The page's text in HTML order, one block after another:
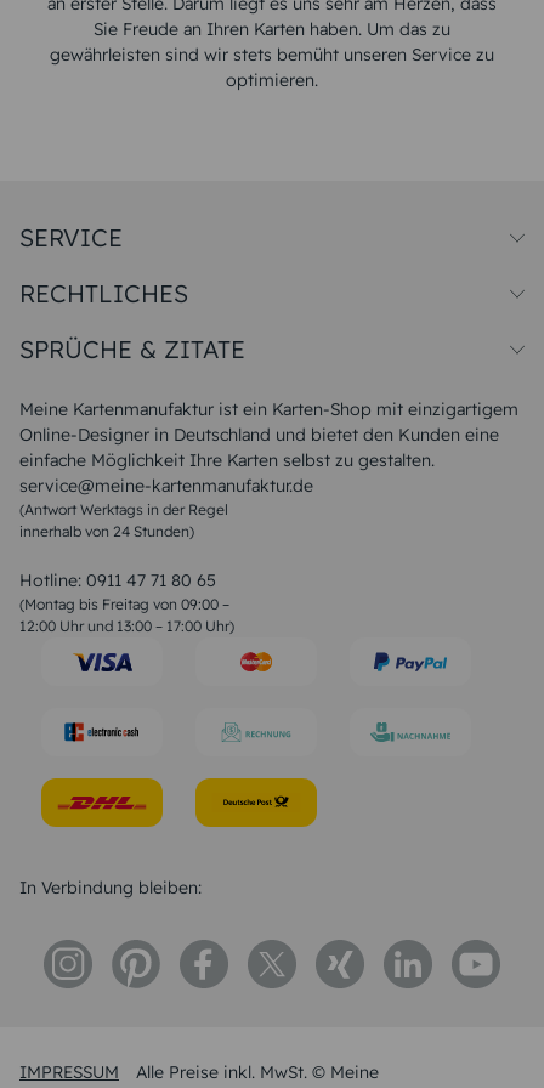
Sie Freude an Ihren Karten haben. Um das zu
gewährleisten sind wir stets bemüht unseren Service zu
optimieren.
Meine Kartenmanufaktur ist ein Karten-Shop mit einzigartigem
Online-Designer in Deutschland und bietet den Kunden eine
einfache Möglichkeit Ihre Karten selbst zu gestalten.
service@meine-kartenmanufaktur.de
(Antwort Werktags in der Regel
innerhalb von 24 Stunden)
Hotline: 0911 47 71 80 65
(Montag bis Freitag von 09:00 –
12:00 Uhr und 13:00 – 17:00 Uhr)
SERVICE
Papiersorten
Unsere Produktion
Magazin
FAQ
RECHTLICHES
Widerrufsbelehrung
SPRÜCHE & ZITATE
Liebeskummer Sprüche
Sommer Sprüche
Muttertagssprüche
Sprüche zur Hochzeit
Sprüche zur Konfirmation & Kommunion
Weihnachtsgedichte
Liebessprüche
Geburtstagssprüche
Trauersprüche
Konfirmation Glückwünsche
IMPRESSUM Alle Preise inkl. MwSt. © Meine
In Verbindung bleiben: